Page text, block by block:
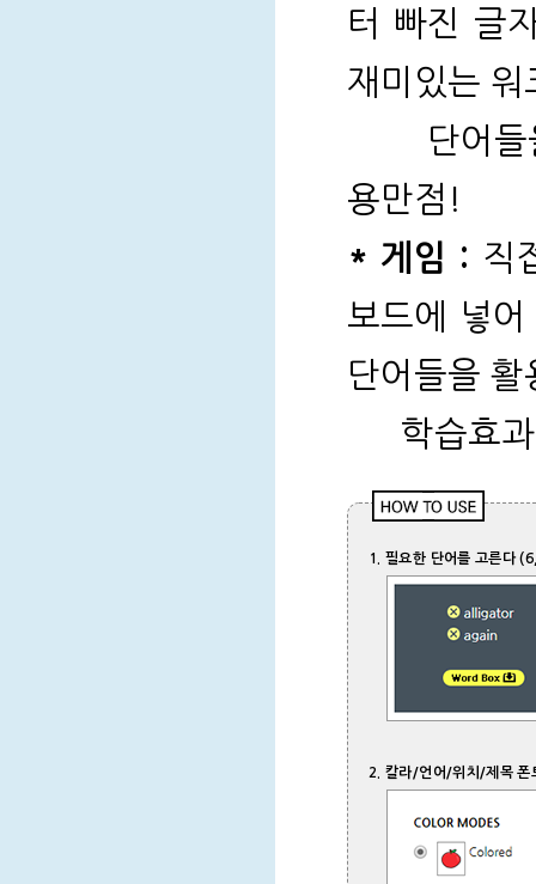
터 빠진 글
재미있는 워
단어
용만점!
* 게임 : 직
보드에 넣
단어들을
학습효
1. 필요한 단어를 고른다
2.칼라/언어/위치/제목 폰